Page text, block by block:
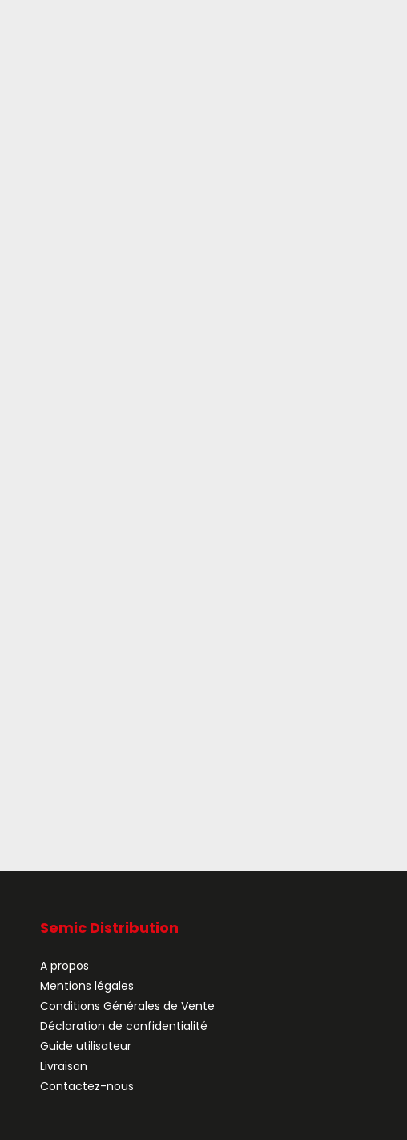
Semic Distribution
A propos
Mentions légales
Conditions Générales de Vente
Déclaration de confidentialité
Guide utilisateur
Livraison
Contactez-nous